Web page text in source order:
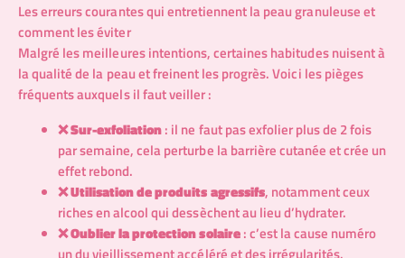
Les erreurs courantes qui entretiennent la peau granuleuse et
comment les éviter
Malgré les meilleures intentions, certaines habitudes nuisent à
la qualité de la peau et freinent les progrès. Voici les pièges
fréquents auxquels il faut veiller :
❌Sur-exfoliation: il ne faut pas exfolier plus de 2 fois
par semaine, cela perturbe la barrière cutanée et crée un
effet rebond.
❌Utilisation de produits agressifs, notamment ceux
riches en alcool qui dessèchent au lieu d’hydrater.
❌Oublier la protection solaire: c’est la cause numéro